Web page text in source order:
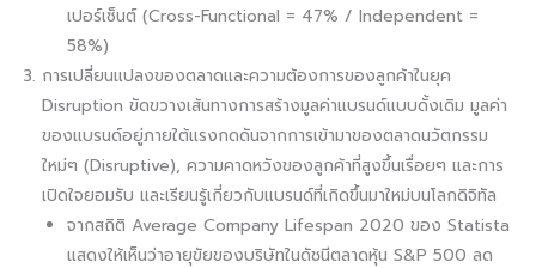
เปอร์เซ็นต์ (Cross-Functional = 47% / Independent =
58%)
การเปลี่ยนแปลงของตลาดและความต้องการของลูกค้าในยุค
Disruption ขัดขวางเส้นทางการสร้างมูลค่าแบรนด์แบบดั้งเดิม มูลค่า
ของแบรนด์อยู่ภายใต้แรงกดดันจากการเข้ามาของตลาดนวัตกรรม
ใหม่ๆ (Disruptive), ความคาดหวังของลูกค้าที่สูงขึ้นเรื่อยๆ และการ
เปิดใจยอมรับ และเรียนรู้เกี่ยวกับแบรนด์ที่เกิดขึ้นมาใหม่บนโลกดิจิทัล
จากสถิติ Average Company Lifespan 2020 ของ Statista
แสดงให้เห็นว่าอายุขัยของบริษัทในดัชนีตลาดหุ้น S&P 500 ลด